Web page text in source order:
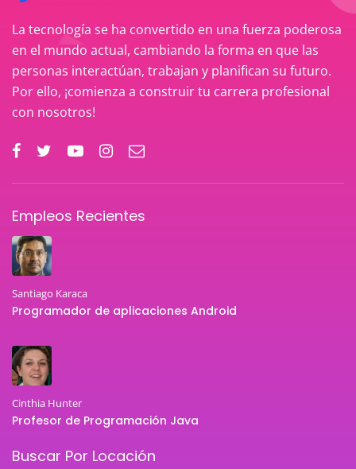
La tecnología se ha convertido en una fuerza poderosa
en el mundo actual, cambiando la forma en que las
personas interactúan, trabajan y planifican su futuro.
Por ello, ¡comienza a construir tu carrera profesional
con nosotros!
Empleos Recientes
Santiago Karaca
Programador de aplicaciones Android
Cinthia Hunter
Profesor de Programación Java
Buscar Por Locación